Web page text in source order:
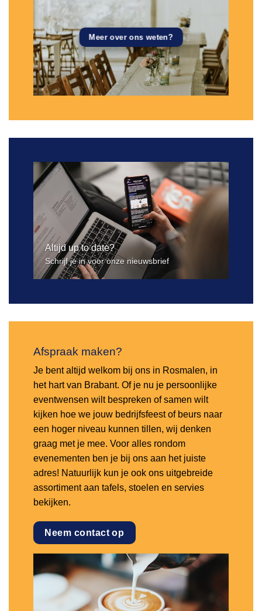
Meer over ons weten?
Altijd up to date?
Schrijf je in voor onze nieuwsbrief
Afspraak maken?
Je bent altijd welkom bij ons in Rosmalen, in
het hart van Brabant. Of je nu je persoonlijke
eventwensen wilt bespreken of samen wilt
kijken hoe we jouw bedrijfsfeest of beurs naar
een hoger niveau kunnen tillen, wij denken
graag met je mee. Voor alles rondom
evenementen ben je bij ons aan het juiste
adres! Natuurlijk kun je ook ons uitgebreide
assortiment aan tafels, stoelen en servies
bekijken.
Neem contact op